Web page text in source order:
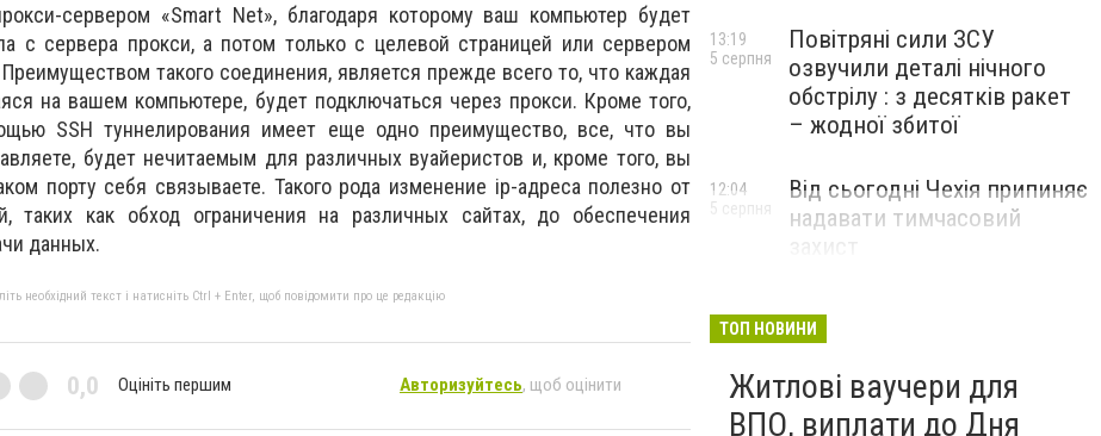
сервером «Smart Net», благодаря которому ваш компьютер будет
с сервера прокси, а потом только с целевой страницей или сервером
такого соединения, является прежде всего то, что каждая
на вашем компьютере, будет подключаться через прокси. Кроме того,
SSH туннелирования имеет еще одно преимущество, все, что вы
будет нечитаемым для различных вуайеристов и, кроме того, вы
порту себя связываете. Такого рода изменение ip-адреса полезно от
таких как обход ограничения на различных сайтах, до обеспечения
данных.
необхідний текст і натисніть Ctrl + Enter, щоб повідомити про це редакцію
0,0 Оцініть першим Авторизуйтесь, щоб оцінити
Повітряні сили ЗСУ
озвучили деталі нічного
обстрілу : з десятків ракет
– жодної збитої
13:19
5 серпня
Від сьогодні Чехія припиняє
надавати тимчасовий
12:04
5 серпня
ТОП НОВИНИ
Житлові ваучери для
ВПО, виплати до Дня